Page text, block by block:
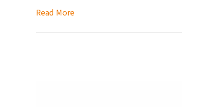
Read More